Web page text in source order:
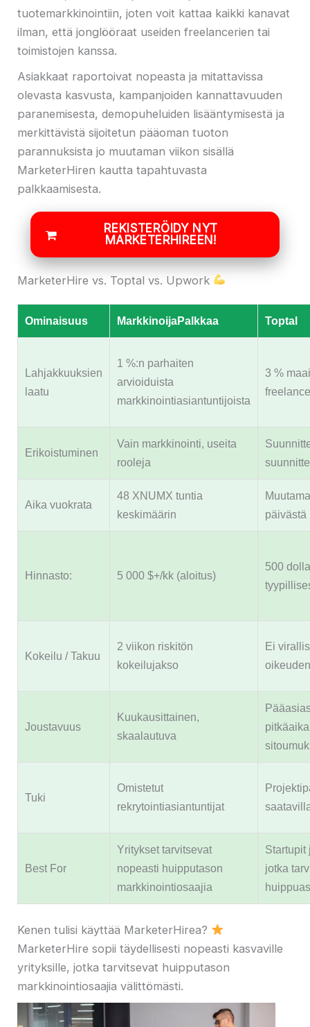
tuotemarkkinointiin, joten voit kattaa kaikki kanavat
ilman, että jonglööraat useiden freelancerien tai
toimistojen kanssa.
Asiakkaat raportoivat nopeasta ja mitattavissa
olevasta kasvusta, kampanjoiden kannattavuuden
paranemisesta, demopuheluiden lisääntymisestä ja
merkittävistä sijoitetun pääoman tuoton
parannuksista jo muutaman viikon sisällä
MarketerHiren kautta tapahtuvasta
palkkaamisesta.
REKISTERÖIDY NYT
MARKETERHIREEN!
MarketerHire vs. Toptal vs. Upwork
Ominaisuus MarkkinoijaPalkkaa Toptal
Lahjakkuuksien
laatu
1 %:n parhaiten
arvioiduista
markkinointiasiantuntijoista
3 %
Erikoistuminen
Vain markkinointi, useita
rooleja
Aika vuokrata
48 XNUMX tuntia
keskimäärin
päivästä
Hinnasto: 5 000 $+/kk (aloitus)
500
Kokeilu / Takuu
2 viikon riskitön
kokeilujakso
Ei
Joustavuus
Kuukausittainen,
skaalautuva
Tuki
Omistetut
rekrytointiasiantuntijat
Best For
Yritykset tarvitsevat
nopeasti huipputason
markkinointiosaajia
Startupit
jotka
Kenen tulisi käyttää MarketerHirea?
MarketerHire sopii täydellisesti nopeasti kasvaville
yrityksille, jotka tarvitsevat huipputason
markkinointiosaajia välittömästi.